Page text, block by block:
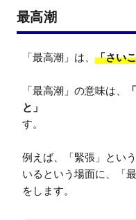
最高潮
「最高潮」は、 「さい
「最高潮」の意味は、
と」
す。
例えば、「緊張」とい
いるという場面に、「
をします。